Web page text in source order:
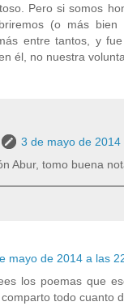
Pero si somos
(o más bien
entre tantos, y
él, no nuestra
3 de mayo de
Abur, tomo buena
mayo de 2014 a las
los poemas que
todo cuanto